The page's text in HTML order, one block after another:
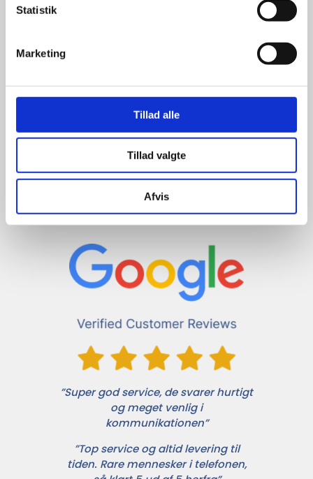
Statistik
Marketing
Tillad alle
Tillad valgte
Afvis
forespørgsel til
til en konkurrence dygtig pris.
Det siger
kunderne!
”Super god service, de svarer hurtigt
og meget venlig i
kommunikationen”
”Top service og altid levering til
tiden. Rare mennesker i telefonen,